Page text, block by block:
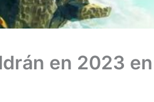
en 2023